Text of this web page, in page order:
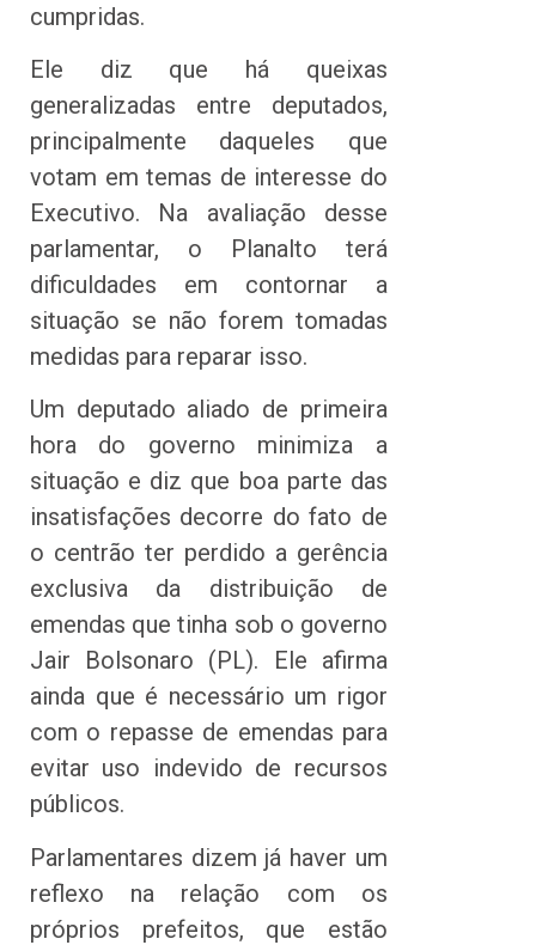
cumpridas.
Ele diz que há queixas
generalizadas entre deputados,
principalmente daqueles que
votam em temas de interesse do
Executivo. Na avaliação desse
parlamentar, o Planalto terá
dificuldades em contornar a
situação se não forem tomadas
medidas para reparar isso.
Um deputado aliado de primeira
hora do governo minimiza a
situação e diz que boa parte das
insatisfações decorre do fato de
o centrão ter perdido a gerência
exclusiva da distribuição de
emendas que tinha sob o governo
Jair Bolsonaro (PL). Ele afirma
ainda que é necessário um rigor
com o repasse de emendas para
evitar uso indevido de recursos
públicos.
Parlamentares dizem já haver um
reflexo na relação com os
próprios prefeitos, que estão